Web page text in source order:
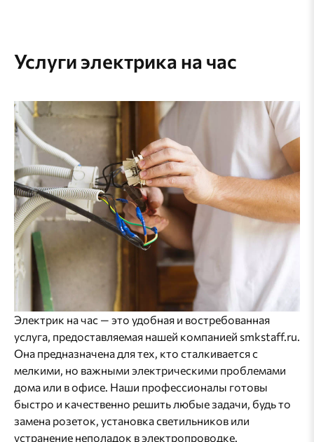
Услуги электрика на час
Электрик на час — это удобная и востребованная
услуга, предоставляемая нашей компанией smkstaff.ru.
Она предназначена для тех, кто сталкивается с
мелкими, но важными электрическими проблемами
дома или в офисе. Наши профессионалы готовы
быстро и качественно решить любые задачи, будь то
замена розеток, установка светильников или
устранение неполадок в электропроводке.